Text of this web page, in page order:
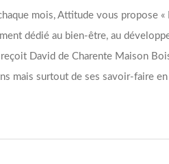
mois, Attitude vous propose
dédié au bien-être, au
David de Charente Maison
mais surtout de ses savoir-faire